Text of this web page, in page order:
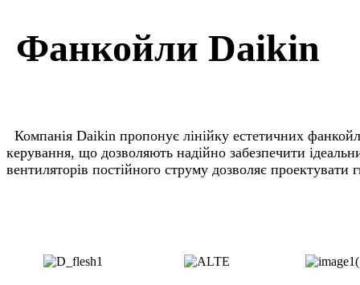
Фанкойли Daikin
Компанія Daikin пропонує лінійку естетичних
керування, що дозволяють надійно забезпечити
вентиляторів постійного струму дозволяє